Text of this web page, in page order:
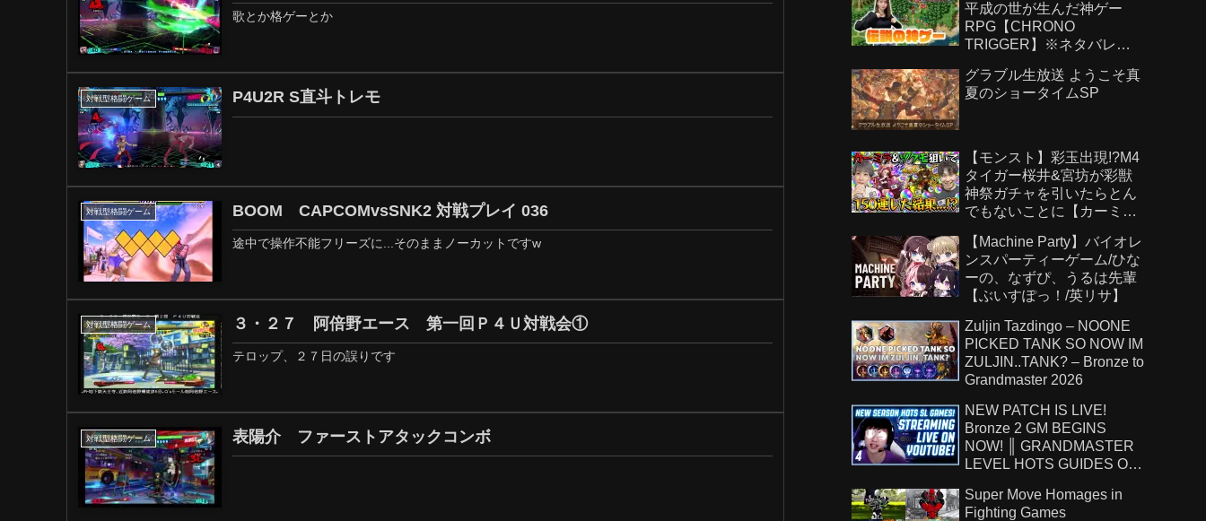
歌とか格ゲーとか
対戦型格闘ゲーム P4U2R S直斗トレモ
対戦型格闘ゲーム BOOM CAPCOMvsSNK2 対戦プレイ 036
途中で操作不能フリーズに...そのままノーカットですw
対戦型格闘ゲーム ３・２７ 阿倍野エース 第一回Ｐ４Ｕ対戦会①
テロップ、２７日の誤りです
対戦型格闘ゲーム 表陽介 ファーストアタックコンボ
平成の世が生んだ神ゲー
RPG【CHRONO
TRIGGER】※ネタバレあ
グラブル生放送 ようこそ真
夏のショータイムSP
【モンスト】彩玉出現!?M4
タイガー桜井&宮坊が彩獣
神祭ガチャを引いたらとん
でもないことに【カーミラ/
【Machine Party】バイオレ
ンスパーティーゲーム/ひな
ーの、なずぴ、うるは先輩
【ぶいすぽっ！/英リサ】
Zuljin Tazdingo – NOONE
PICKED TANK SO NOW IM
ZULJIN..TANK? – Bronze to
Grandmaster 2026
NEW PATCH IS LIVE!
Bronze 2 GM BEGINS
NOW! ║ GRANDMASTER
LEVEL HOTS GUIDES ON
Super Move Homages in
Fighting Games